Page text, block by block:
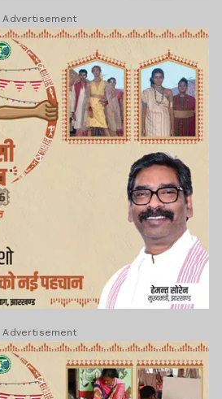
Advertisement
Advertisement